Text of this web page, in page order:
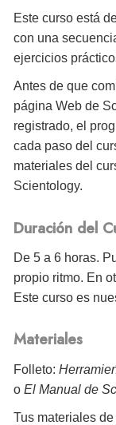
Este curso está
con una
ejercicios
Antes de que
página Web de
registrado, el
cada paso del
materiales del
Scientology.
Duración del
De 5 a 6 horas.
propio ritmo. En
Este curso es
Materiales
Folleto:
o El Manual de
Tus materiales